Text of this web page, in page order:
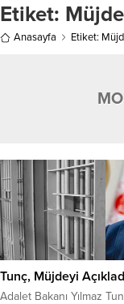
Etiket:
Anasayfa Etiket:
Tunç, Müjdeyi
Adalet Bakanı Yılmaz